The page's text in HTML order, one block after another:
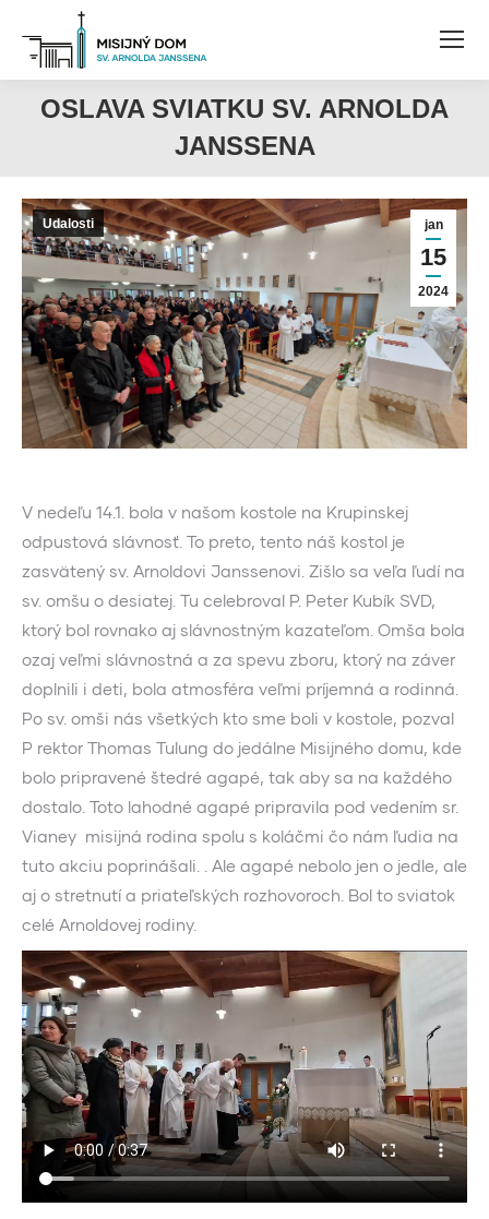
OSLAVA SVIATKU SV. ARNOLDA
JANSSENA
jan
15
2024
Udalosti
V nedeľu 14.1. bola v našom kostole na Krupinskej
odpustová slávnosť. To preto, tento náš kostol je
zasvätený sv. Arnoldovi Janssenovi. Zišlo sa veľa ľudí na
sv. omšu o desiatej. Tu celebroval P. Peter Kubík SVD,
ktorý bol rovnako aj slávnostným kazateľom. Omša bola
ozaj veľmi slávnostná a za spevu zboru, ktorý na záver
doplnili i deti, bola atmosféra veľmi príjemná a rodinná.
Po sv. omši nás všetkých kto sme boli v kostole, pozval
P rektor Thomas Tulung do jedálne Misijného domu, kde
bolo pripravené štedré agapé, tak aby sa na každého
dostalo. Toto lahodné agapé pripravila pod vedením sr.
Vianey misijná rodina spolu s koláčmi čo nám ľudia na
tuto akciu poprinášali. . Ale agapé nebolo jen o jedle, ale
aj o stretnutí a priateľských rozhovoroch. Bol to sviatok
celé Arnoldovej rodiny.